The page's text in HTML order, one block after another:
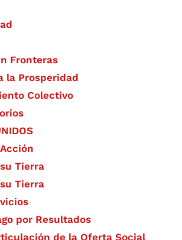
Fronteras
la Prosperidad
Colectivo
Tierra
Tierra
por Resultados
de la Oferta Social